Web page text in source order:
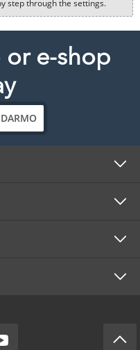
step through the settings.
or e-shop